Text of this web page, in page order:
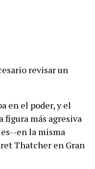
revisar un
en el poder, y el
figura más agresiva
en la misma
Thatcher en Gran